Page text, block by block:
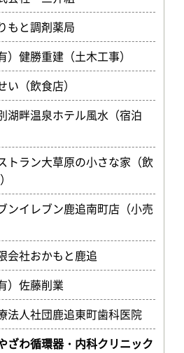
もと調剤薬局
）健勝重建（土木工事）
い（飲食店）
湖畔温泉ホテル風水（宿泊
トラン大草原の小さな家（飲
ンイレブン鹿追南町店（小売
会社おかもと鹿追
）佐藤削業
法人社団鹿追東町歯科医院
ざわ循環器・内科クリニック